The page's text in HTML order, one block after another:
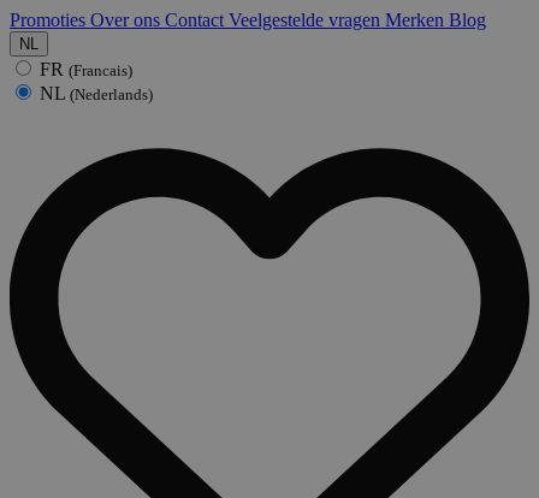
Promoties Over ons Contact Veelgestelde vragen Merken Blog
NL
FR (Francais)
NL (Nederlands)